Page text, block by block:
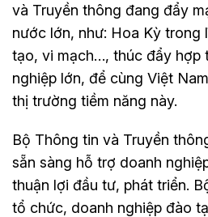
và Truyền thông đang đẩy
nước lớn, như: Hoa Kỳ trong
tạo, vi mạch…, thúc đẩy hợp
nghiệp lớn, để cùng Việt
thị trường tiềm năng này.
Bộ Thông tin và Truyền
sẵn sàng hỗ trợ doanh
thuận lợi đầu tư, phát triển.
tổ chức, doanh nghiệp đào